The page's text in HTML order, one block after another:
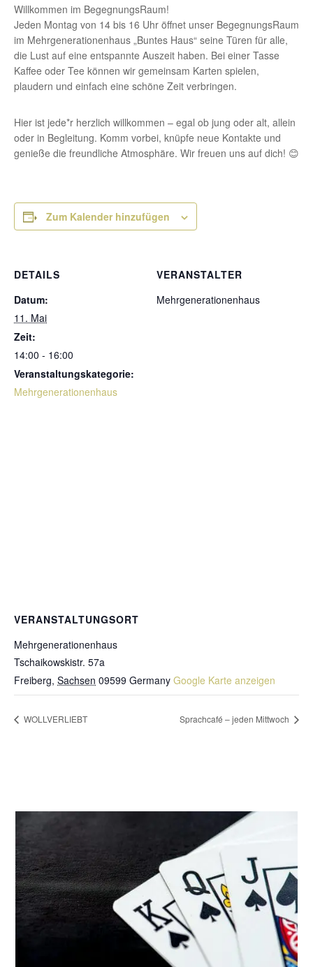
Willkommen im BegegnungsRaum!
Jeden Montag von 14 bis 16 Uhr öffnet unser BegegnungsRaum
im Mehrgenerationenhaus „Buntes Haus“ seine Türen für alle,
die Lust auf eine entspannte Auszeit haben. Bei einer Tasse
Kaffee oder Tee können wir gemeinsam Karten spielen,
plaudern und einfach eine schöne Zeit verbringen.
Hier ist jede*r herzlich willkommen – egal ob jung oder alt, allein
oder in Begleitung. Komm vorbei, knüpfe neue Kontakte und
genieße die freundliche Atmosphäre. Wir freuen uns auf dich! 😊
Zum Kalender hinzufügen
DETAILS
Datum:
11. Mai
Zeit:
14:00 - 16:00
Veranstaltungskategorie:
Mehrgenerationenhaus
VERANSTALTER
Mehrgenerationenhaus
VERANSTALTUNGSORT
Mehrgenerationenhaus
Tschaikowskistr. 57a
Freiberg, Sachsen 09599 Germany Google Karte anzeigen
WOLLVERLIEBT Sprachcafé – jeden Mittwoch